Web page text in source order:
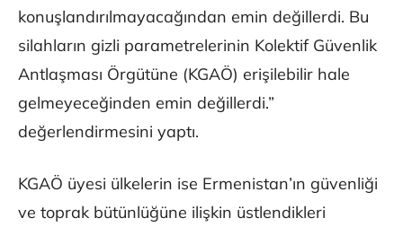
konuşlandırılmayacağından emin değillerdi. Bu
silahların gizli parametrelerinin Kolektif Güvenlik
Antlaşması Örgütüne (KGAÖ) erişilebilir hale
gelmeyeceğinden emin değillerdi.”
değerlendirmesini yaptı.
KGAÖ üyesi ülkelerin ise Ermenistan’ın güvenliği
ve toprak bütünlüğüne ilişkin üstlendikleri